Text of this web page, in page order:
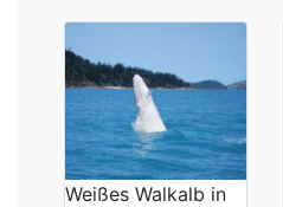
Weißes Walkalb in